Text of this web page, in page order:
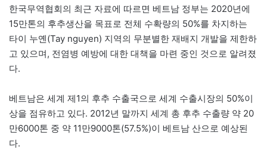
한국무역협회의 최근 자료에 따르면 베트남 정부는 2020년에
15만톤의 후추생산을 목표로 전체 수확량의 50%를 차지하는
타이 누옌(Tay nguyen) 지역의 무분별한 재배지 개발을 제한하
고 있으며, 전염병 예방에 대한 대책을 마련 중인 것으로 알려졌
다.
베트남은 세계 제1의 후추 수출국으로 세계 수출시장의 50%이
상을 점유하고 있다. 2012년 말까지 세계 총 후추 수출량 약 20
만6000톤 중 약 11만9000톤(57.5%)이 베트남 산으로 예상된
다.